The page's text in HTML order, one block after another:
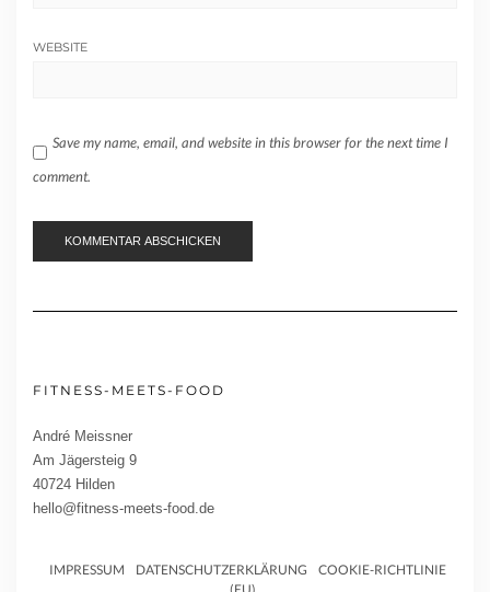
WEBSITE
Save my name, email, and website in this browser for the next time I
comment.
FITNESS-MEETS-FOOD
André Meissner
Am Jägersteig 9
40724 Hilden
hello@fitness-meets-food.de
IMPRESSUM DATENSCHUTZERKLÄRUNG
COOKIE-RICHTLINIE
(EU)